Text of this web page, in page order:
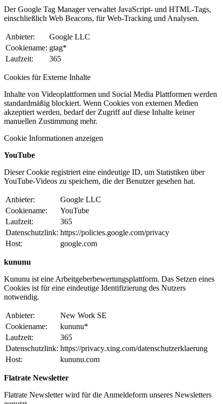
Der Google Tag Manager verwaltet JavaScript- und HTML-Tags,
einschließlich Web Beacons, für Web-Tracking und Analysen.
Anbieter:
Google LLC
Cookiename: gtag*
Laufzeit:
365
Cookies für Externe Inhalte
Inhalte von Videoplattformen und Social Media Plattformen werden
standardmäßig blockiert. Wenn Cookies von externen Medien
akzeptiert werden, bedarf der Zugriff auf diese Inhalte keiner
manuellen Zustimmung mehr.
Cookie Informationen anzeigen
YouTube
Dieser Cookie registriert eine eindeutige ID, um Statistiken über
YouTube-Videos zu speichern, die der Benutzer gesehen hat.
Anbieter:
Google LLC
Cookiename:
YouTube
Laufzeit:
365
Datenschutzlink: https://policies.google.com/privacy
Host:
google.com
kununu
Kununu ist eine Arbeitgeberbewertungsplattform. Das Setzen eines
Cookies ist für eine eindeutige Identifizierung des Nutzers
notwendig.
Anbieter:
New Work SE
Cookiename:
kununu*
Laufzeit:
365
Datenschutzlink: https://privacy.xing.com/datenschutzerklaerung
Host:
kununu.com
Flatrate Newsletter
Flatrate Newsletter wird für die Anmeldeform unseres Newsletters